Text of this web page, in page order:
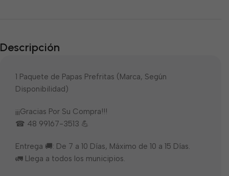
Descripción
1 Paquete de Papas Prefritas (Marca, Según
Disponibilidad)
¡¡¡Gracias Por Su Compra!!!
☎ 48 99167-3513 💪
Entrega 🚚: De 7 a 10 Días, Máximo de 10 a 15 Días.
🚛 Llega a todos los municipios.